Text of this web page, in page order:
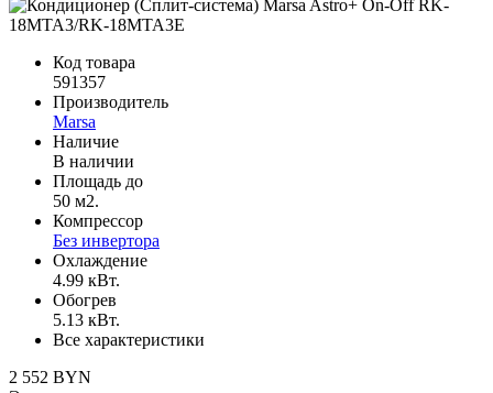
Код товара
591357
Производитель
Marsa
Наличие
В наличии
Площадь до
50 м2.
Компрессор
Без инвертора
Охлаждение
4.99 кВт.
Обогрев
5.13 кВт.
Все характеристики
2 552 BYN